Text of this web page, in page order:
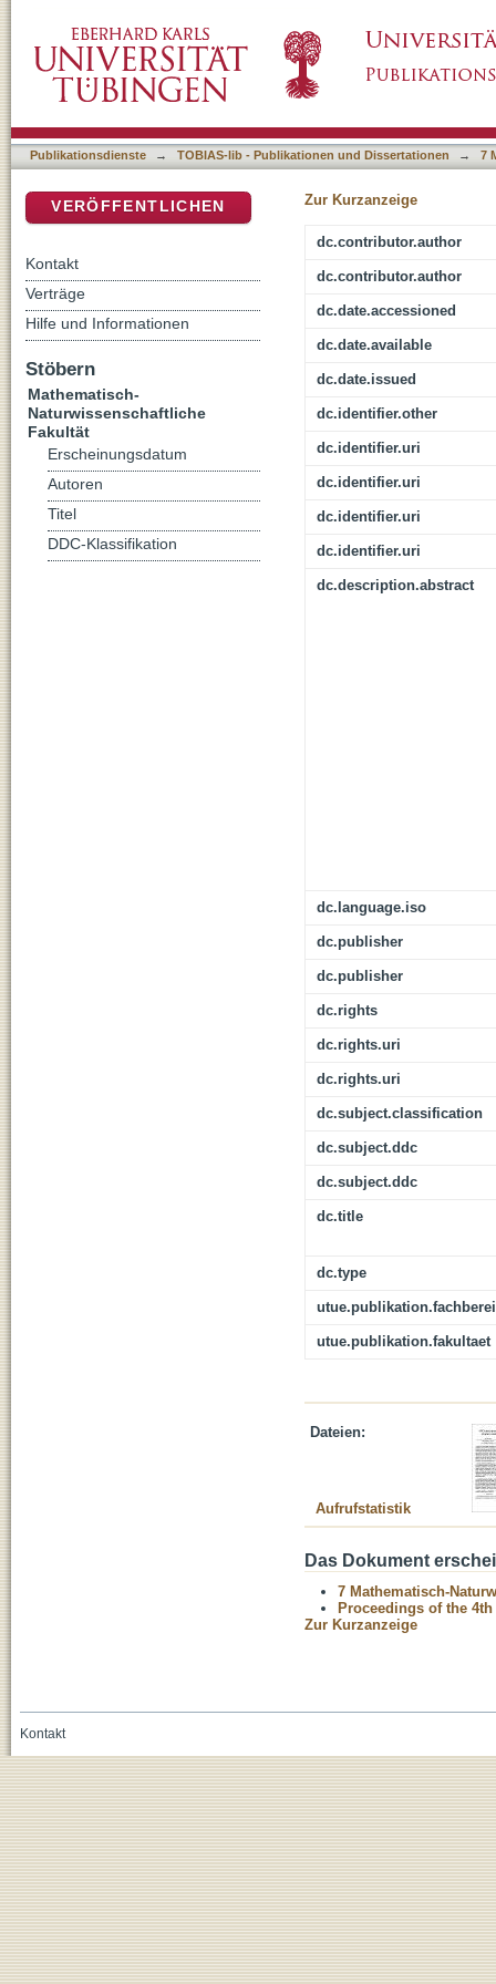
Publikationsdienste → TOBIAS-lib - Publikationen und Dissertationen → 7
Zur Kurzanzeige
dc.contributor.author
dc.contributor.author
dc.date.accessioned
dc.date.available
dc.date.issued
dc.identifier.other
dc.identifier.uri
dc.identifier.uri
dc.identifier.uri
dc.identifier.uri
dc.description.abstract
dc.language.iso
dc.publisher
dc.publisher
dc.rights
dc.rights.uri
dc.rights.uri
dc.subject.classification
dc.subject.ddc
dc.subject.ddc
dc.title
dc.type
utue.publikation.fakultaet
Dateien:
Aufrufstatistik
Das Dokument
7 Mathematisch-
Proceedings of the
Zur Kurzanzeige
VERÖFFENTLICHEN
Kontakt
Verträge
Hilfe und Informationen
Stöbern
Mathematisch-
Naturwissenschaftliche
Fakultät
Erscheinungsdatum
Autoren
Titel
DDC-Klassifikation
Kontakt